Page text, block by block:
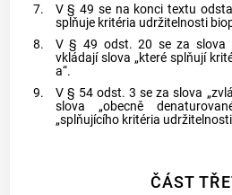
7.
V § 49 se na konci textu
splňuje kritéria udržitelnosti
8.
V § 49 odst. 20 se za slova
vkládají slova „které splňují
a“.
9.
V § 54 odst. 3 se za slova
slova „obecně
„splňujícího kritéria
ČÁST